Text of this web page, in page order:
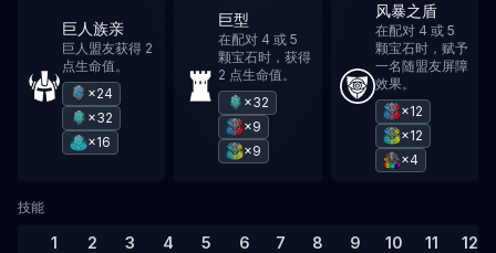
巨人族亲
巨人盟友获得 2
点生命值。
×24
×32
×16
巨型
在配对 4 或 5
颗宝石时，获得
2 点生命值。
×32
×9
×9
风暴之盾
在配对 4 或 5
颗宝石时，赋予
一名随盟友屏障
效果。
×12
×12
×4
技能
1 2 3 4 5 6 7 8 9 10 11 12